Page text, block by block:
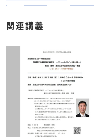
関連講義